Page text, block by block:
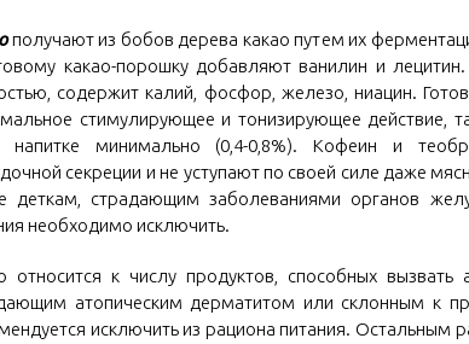
получают из бобов дерева какао путем их
какао-порошку добавляют ванилин и
содержит калий, фосфор, железо, ниацин.
стимулирующее и тонизирующее действие,
напитке минимально (0,4-0,8%). Кофеин и
секреции и не уступают по своей силе даже
деткам, страдающим заболеваниями органов
необходимо исключить.
относится к числу продуктов, способных
атопическим дерматитом или склонным к
исключить из рациона питания. Остальным